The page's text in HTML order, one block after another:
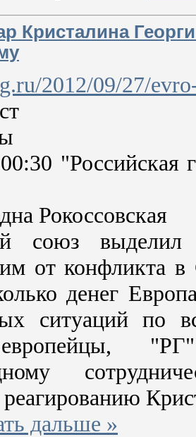
Кристалина
2012/09/27/
Рокоссовская
союз
от конфликта в
денег
ситуаций по
"РГ"
дальше »